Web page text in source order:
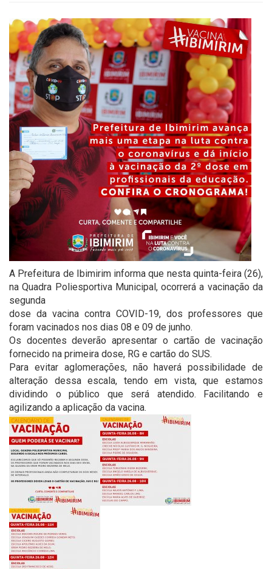
A Prefeitura de Ibimirim informa que nesta quinta-feira (26),
na Quadra Poliesportiva Municipal, ocorrerá a vacinação da
segunda
dose da vacina contra COVID-19, dos professores que
foram vacinados nos dias 08 e 09 de junho.
Os docentes deverão apresentar o cartão de vacinação
fornecido na primeira dose, RG e cartão do SUS.
Para evitar aglomerações, não haverá possibilidade de
alteração dessa escala, tendo em vista, que estamos
dividindo o público que será atendido. Facilitando e
agilizando a aplicação da vacina.